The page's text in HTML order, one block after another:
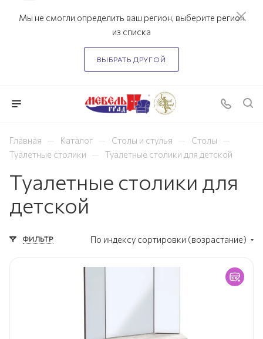
Мы не смогли определить ваш регион, выберите регион
из списка
ВЫБРАТЬ ДРУГОЙ
Главная — Каталог — Столы и стулья — Столы —
Туалетные столики — Туалетные столики для детской
Туалетные столики для
детской
ФИЛЬТР По индексу сортировки (возрастание)